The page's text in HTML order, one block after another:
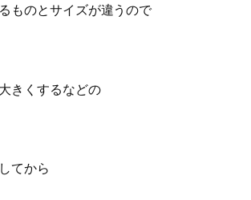
ものとサイズが違うので
きくするなどの
てから